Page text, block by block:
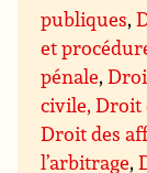
publiques,
et
pénale,
civile, Droit
Droit des
l’arbitrage,